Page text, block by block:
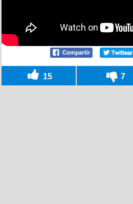
15 7